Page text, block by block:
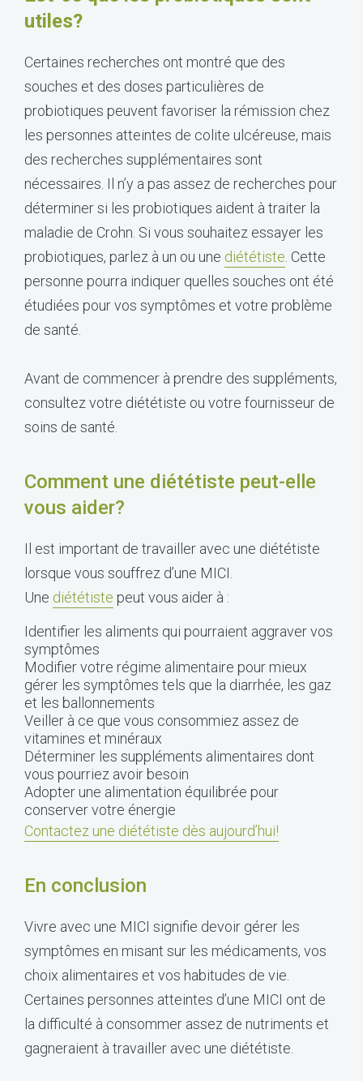
utiles?
Certaines recherches ont montré que des
souches et des doses particulières de
probiotiques peuvent favoriser la rémission chez
les personnes atteintes de colite ulcéreuse, mais
des recherches supplémentaires sont
nécessaires. Il n’y a pas assez de recherches pour
déterminer si les probiotiques aident à traiter la
maladie de Crohn. Si vous souhaitez essayer les
probiotiques, parlez à un ou une diététiste . Cette
personne pourra indiquer quelles souches ont été
étudiées pour vos symptômes et votre problème
de santé.
Avant de commencer à prendre des suppléments,
consultez votre diététiste ou votre fournisseur de
soins de santé.
Comment une diététiste peut-elle
vous aider?
Il est important de travailler avec une diététiste
lorsque vous souffrez d’une MICI.
Une diététiste peut vous aider à :
Identifier les aliments qui pourraient aggraver vos
symptômes
Modifier votre régime alimentaire pour mieux
gérer les symptômes tels que la diarrhée, les gaz
et les ballonnements
Veiller à ce que vous consommiez assez de
vitamines et minéraux
Déterminer les suppléments alimentaires dont
vous pourriez avoir besoin
Adopter une alimentation équilibrée pour
conserver votre énergie
Contactez une diététiste dès aujourd’hui!
En conclusion
Vivre avec une MICI signifie devoir gérer les
symptômes en misant sur les médicaments, vos
choix alimentaires et vos habitudes de vie.
Certaines personnes atteintes d’une MICI ont de
la difficulté à consommer assez de nutriments et
gagneraient à travailler avec une diététiste.